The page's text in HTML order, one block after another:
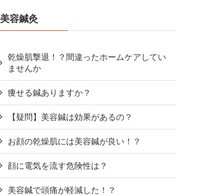
美容鍼灸
乾燥肌撃退！？間違ったホームケアしてい
ませんか
痩せる鍼ありますか？
【疑問】美容鍼は効果があるの？
お顔の乾燥肌には美容鍼が良い！？
顔に電気を流す危険性は？
美容鍼で頭痛が軽減した！？